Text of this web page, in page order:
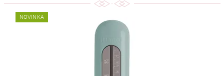
NOVINKA